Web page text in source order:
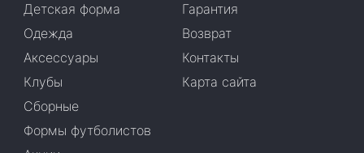
Детская форма
Одежда
Аксессуары
Клубы
Сборные
Формы футболистов
Гарантия
Возврат
Контакты
Карта сайта